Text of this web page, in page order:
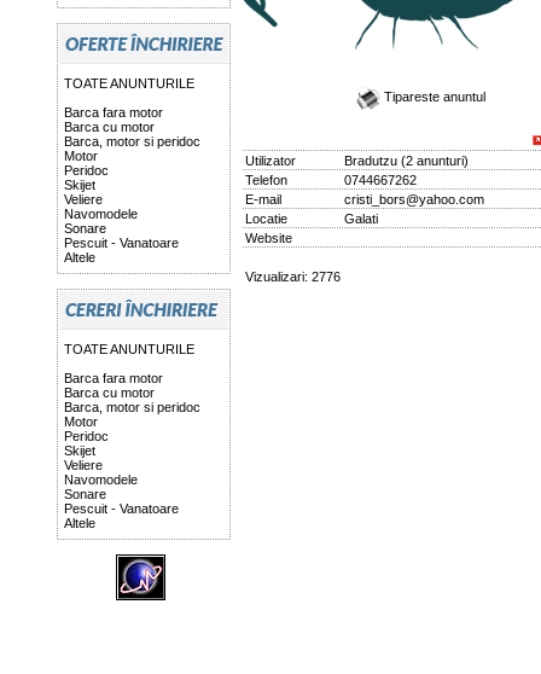
TOATE ANUNTURILE
Barca fara motor
Barca cu motor
Barca, motor si peridoc
Motor
Peridoc
Skijet
Veliere
Navomodele
Sonare
Pescuit - Vanatoare
Altele
TOATE ANUNTURILE
Barca fara motor
Barca cu motor
Barca, motor si peridoc
Motor
Peridoc
Skijet
Veliere
Navomodele
Sonare
Pescuit - Vanatoare
Altele
Tipareste anuntul
Utilizator Bradutzu(2 anunturi)
Telefon
0744667262
E-mail
cristi_bors@yahoo.com
Locatie
Galati
Website
Vizualizari: 2776